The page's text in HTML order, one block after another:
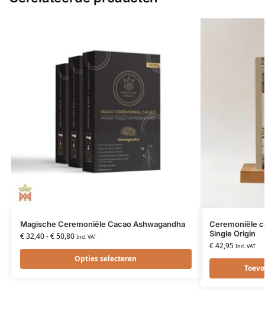
Magische Ceremoniële Cacao Ashwagandha
€32,40-€50,80 Incl. VAT
Opties selecteren
Ceremoniële
Single Origin
€42,95 Incl. VAT